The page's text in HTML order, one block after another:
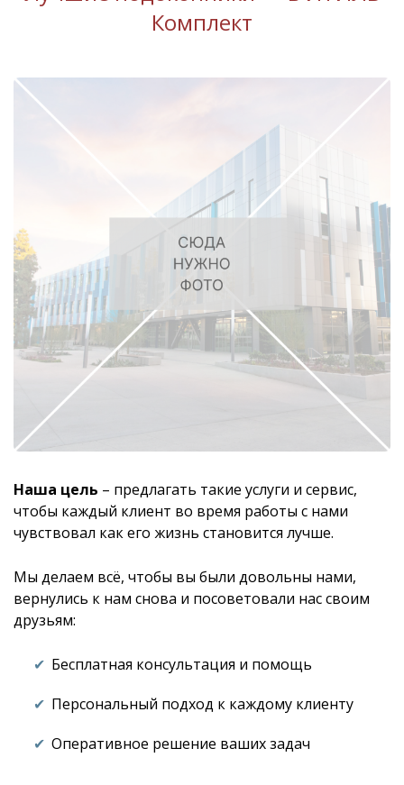
Комплект
Наша цель – предлагать такие услуги и сервис,
чтобы каждый клиент во время работы с нами
чувствовал как его жизнь становится лучше.
Мы делаем всё, чтобы вы были довольны нами,
вернулись к нам снова и посоветовали нас своим
друзьям:
Бесплатная консультация и помощь
Персональный подход к каждому клиенту
Оперативное решение ваших задач